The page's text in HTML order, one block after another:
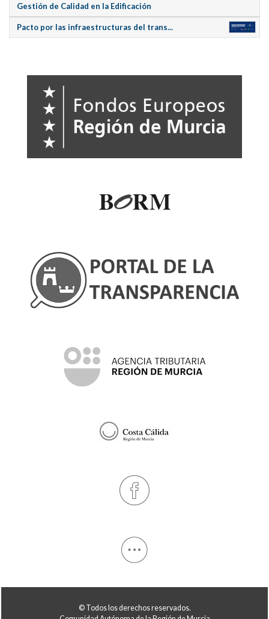
Gestión de Calidad en la Edificación
Pacto por las infraestructuras del trans...
© Todos los derechos reservados.